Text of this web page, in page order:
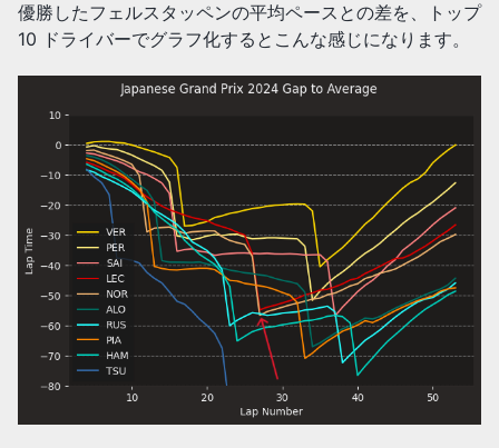
優勝したフェルスタッペンの平均ペースとの差を、トップ
10 ドライバーでグラフ化するとこんな感じになります。